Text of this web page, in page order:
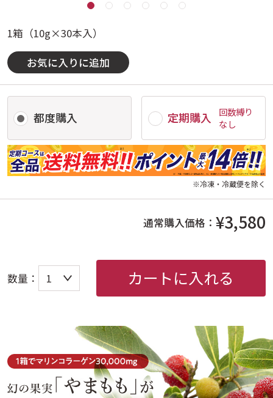
1箱（10g×30本入）
お気に入りに追加
都度購入 定期購入
回数縛り
なし
※冷凍・冷蔵便を除く
通常購入価格：¥3,580
数量： カートに入れる